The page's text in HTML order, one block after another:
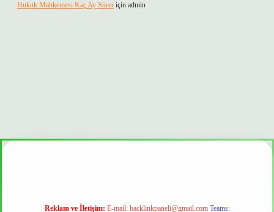
Hukuk Mahkemesi Kaç Ay Sürer için admin
mi
Reklam ve İletişim: E-mail: backlinkpaneli@gmail.com Teams: